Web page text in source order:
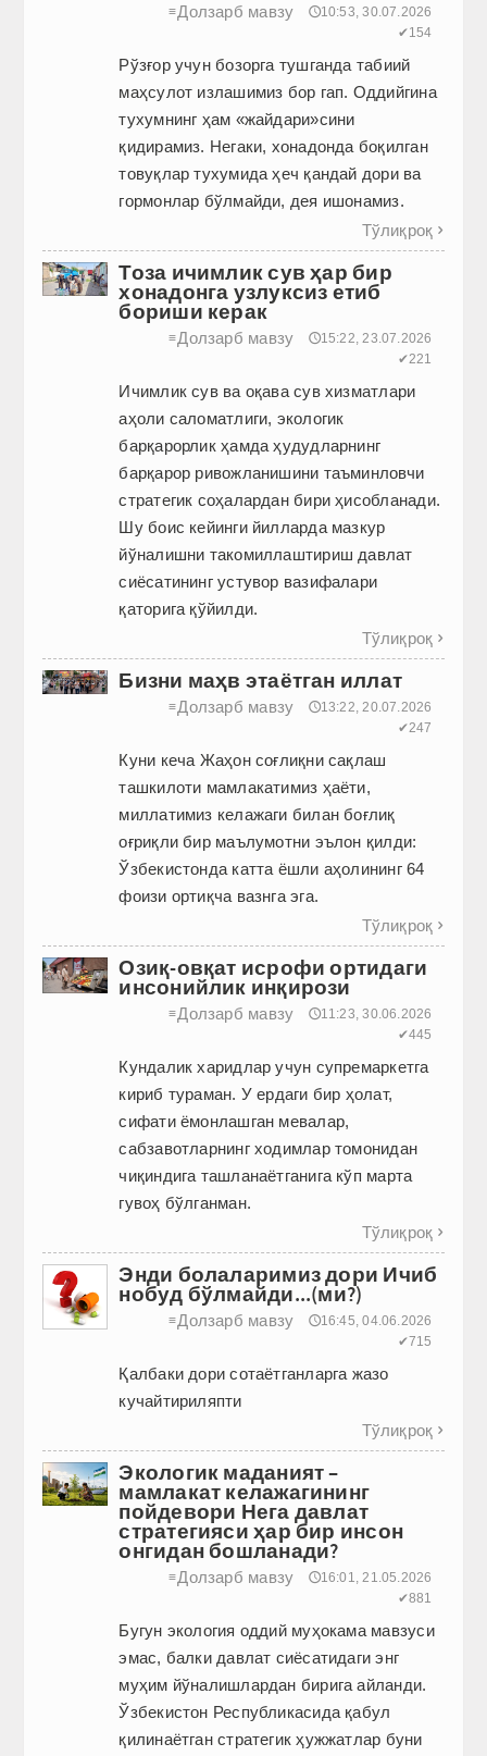
≡Долзарб мавзу
🕔10:53, 30.07.2026
✔154
Рўзғор учун бозорга тушганда табиий
маҳсулот излашимиз бор гап. Оддийгина
тухумнинг ҳам «жайдари»сини
қидирамиз. Негаки, хонадонда боқилган
товуқлар тухумида ҳеч қандай дори ва
гормонлар бўлмайди, дея ишонамиз.
Тўлиқроқ 
Тоза ичимлик сув ҳар бир
хонадонга узлуксиз етиб
бориши керак
≡Долзарб мавзу
🕔15:22, 23.07.2026
✔221
Ичимлик сув ва оқава сув хизматлари
аҳоли саломатлиги, экологик
барқарорлик ҳамда ҳудудларнинг
барқарор ривожланишини таъминловчи
стратегик соҳалардан бири ҳисобланади.
Шу боис кейинги йилларда мазкур
йўналишни такомиллаштириш давлат
сиёсатининг устувор вазифалари
қаторига қўйилди.
Тўлиқроқ 
Бизни маҳв этаётган иллат
≡Долзарб мавзу
🕔13:22, 20.07.2026
✔247
Куни кеча Жаҳон соғлиқни сақлаш
ташкилоти мамлакатимиз ҳаёти,
миллатимиз келажаги билан боғлиқ
оғриқли бир маълумотни эълон қилди:
Ўзбекис­тонда катта ёшли аҳолининг 64
фоизи ортиқча вазнга эга.
Тўлиқроқ 
Озиқ-овқат исрофи ортидаги
инсонийлик инқирози
≡Долзарб мавзу
🕔11:23, 30.06.2026
✔445
Кундалик харидлар учун супремаркетга
кириб тураман. У ердаги бир ҳолат,
сифати ёмонлашган мевалар,
сабзавотларнинг ходимлар томонидан
чиқиндига ташланаётганига кўп марта
гувоҳ бўлганман.
Тўлиқроқ 
Энди болаларимиз дори Ичиб
нобуд бўлмайди...(ми?)
≡Долзарб мавзу
🕔16:45, 04.06.2026
✔715
Қалбаки дори сотаётганларга жазо
кучайтириляпти
Тўлиқроқ 
Экологик маданият –
мамлакат келажагининг
пойдевори Нега давлат
стратегияси ҳар бир инсон
онгидан бошланади?
≡Долзарб мавзу
🕔16:01, 21.05.2026
✔881
Бугун экология оддий муҳокама мавзуси
эмас, балки давлат сиёсатидаги энг
муҳим йўналишлардан бирига айланди.
Ўзбекистон Республикасида қабул
қилинаётган стратегик ҳужжатлар буни